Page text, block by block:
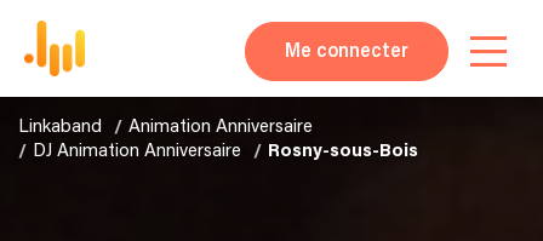
Me connecter
Linkaband
Animation Anniversaire
DJ Animation Anniversaire
Rosny-sous-Bois